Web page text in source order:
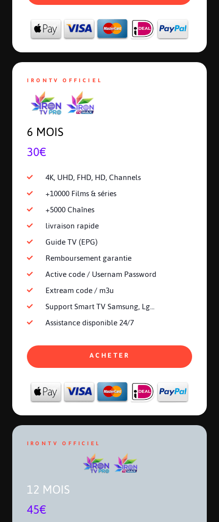
IRONTV OFFICIEL
6 MOIS
30€
4K, UHD, FHD, HD, Channels
+10000 Films & séries
+5000 Chaînes
livraison rapide
Guide TV (EPG)
Remboursement garantie
Active code / Usernam Password
Extream code / m3u
Support Smart TV Samsung, Lg...
Assistance disponible 24/7
ACHETER
IRONTV OFFICIEL
12 MOIS
45€